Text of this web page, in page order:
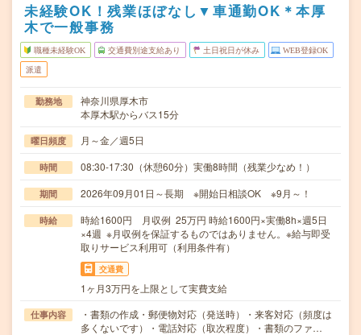
未経験OK！残業ほぼなし▼車通勤OK＊本厚
木で一般事務
職種未経験OK 交通費別途支給あり 土日祝日が休み WEB登録OK
派遣
勤務地
神奈川県厚木市
本厚木駅からバス15分
曜日頻度 月～金／週5日
時間 08:30-17:30（休憩60分）実働8時間（残業少なめ！）
期間 2026年09月01日～長期 ※開始日相談OK ※9月～！
時給
時給1600円 月収例 25万円 時給1600円×実働8h×週5日
×4週 ※月収例を保証するものではありません。※給与即受
取りサービス利用可（利用条件有）
交通費
1ヶ月3万円を上限として実費支給
仕事内容
・書類の作成・郵便物対応（発送時）・来客対応（頻度は
多くないです）・電話対応（取次程度）・書類のファ…